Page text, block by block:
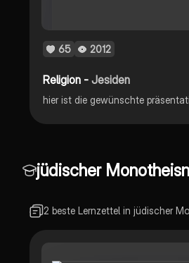
65 2012
Religion -Jesiden
hier ist die gewünschte
jüdischer
2 beste Lernzettel in jüdischer